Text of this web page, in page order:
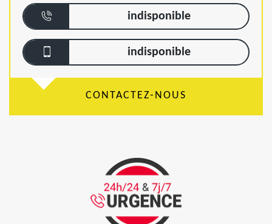
indisponible
indisponible
CONTACTEZ-NOUS